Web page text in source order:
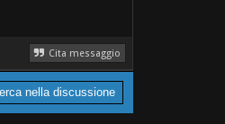
Cita messaggio